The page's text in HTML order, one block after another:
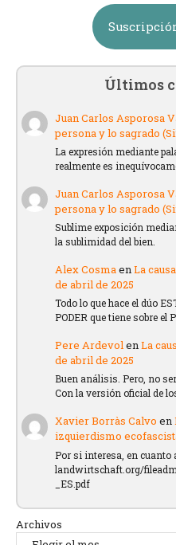
Últimos
Juan Carlos Asporosa
persona y lo sagrado
La expresión mediante
realmente es
Juan Carlos Asporosa
persona y lo sagrado
Sublime exposición
la sublimidad del bien.
Alex CosmaenLa
de abril de 2025
Todo lo que hace el dúo
PODER que tiene sobre el
Pere ArdevolenLa
de abril de 2025
Buen análisis. Pero, no
Con la versión oficial de
Xavier Borràs Calvo en
izquierdismo
Por si interesa, en cuanto
landwirtschaft.org/
_ES.pdf
Archivos